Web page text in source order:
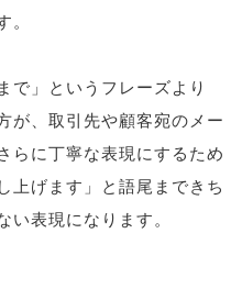
で」というフレーズより
が、取引先や顧客宛のメー
らに丁寧な表現にするため
上げます」と語尾まできち
表現になります。